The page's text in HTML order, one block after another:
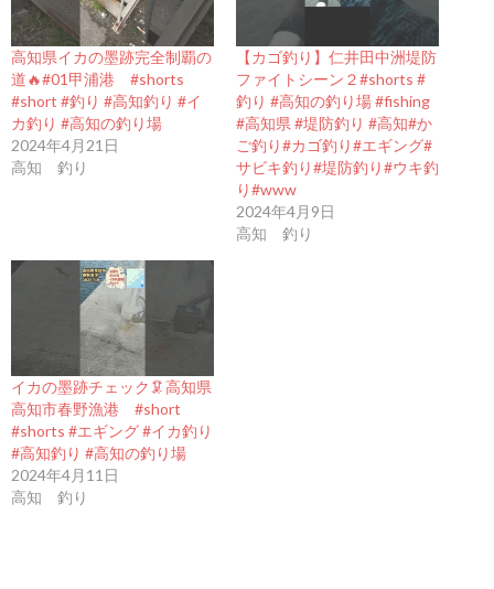
高知県イカの墨跡完全制覇の
道🔥#01甲浦港 #shorts
#short #釣り #高知釣り #イ
カ釣り #高知の釣り場
2024年4月21日
高知 釣り
【カゴ釣り】仁井田中洲堤防
ファイトシーン２#shorts #
釣り #高知の釣り場 #fishing
#高知県 #堤防釣り #高知#か
ご釣り#カゴ釣り#エギング#
サビキ釣り#堤防釣り#ウキ釣
り#www
2024年4月9日
高知 釣り
イカの墨跡チェック🦑高知県
高知市春野漁港 #short
#shorts #エギング #イカ釣り
#高知釣り #高知の釣り場
2024年4月11日
高知 釣り